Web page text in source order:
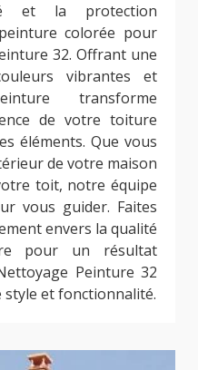
et la protection
colorée pour
32. Offrant une
vibrantes et
transforme
de votre toiture
éléments. Que vous
de votre maison
toit, notre équipe
vous guider. Faites
envers la qualité
pour un résultat
Peinture 32
et fonctionnalité.